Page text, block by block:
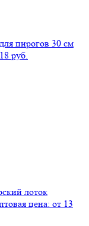
пирогов 30 см
руб.
лоток
цена: от 13